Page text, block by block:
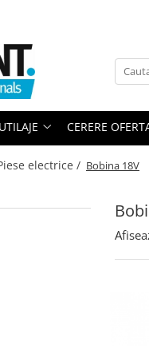
CERERE
electrice / Bobina 18V